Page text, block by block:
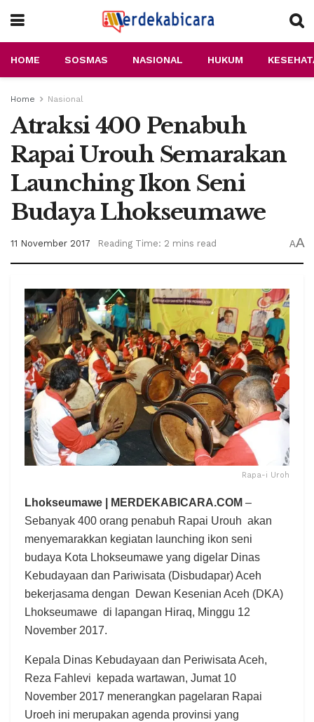
HOME SOSMAS NASIONAL HUKUM
Home Nasional
Atraksi 400 Penabuh
Rapai Urouh Semarakan
Launching Ikon Seni
Budaya Lhokseumawe
11 November 2017 Reading Time: 2 mins read AA
Rapa-i Uroh
Lhokseumawe | MERDEKABICARA.COM –
Sebanyak 400 orang penabuh Rapai Urouh akan
menyemarakkan kegiatan launching ikon seni
budaya Kota Lhokseumawe yang digelar Dinas
Kebudayaan dan Pariwisata (Disbudapar) Aceh
bekerjasama dengan Dewan Kesenian Aceh (DKA)
Lhokseumawe di lapangan Hiraq, Minggu 12
November 2017.
Kepala Dinas Kebudayaan dan Periwisata Aceh,
Reza Fahlevi kepada wartawan, Jumat 10
November 2017 menerangkan pagelaran Rapai
Uroeh ini merupakan agenda provinsi yang